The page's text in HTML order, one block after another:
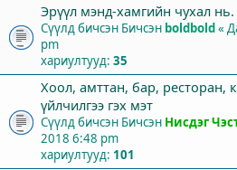
Эрүүл мэнд-хамгийн чухал нь.
Сүүлд бичсэн Бичсэн boldbold«
pm
хариултууд: 35
Хоол, амттан, бар, ресторан,
үйлчилгээ гэх мэт
Сүүлд бичсэн Бичсэн Нисдэг
2018 6:48 pm
хариултууд: 101